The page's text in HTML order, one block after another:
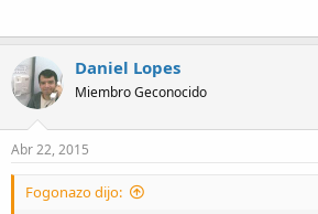
Daniel Lopes
Miembro Geconocido
Abr 22, 2015
Fogonazo dijo: